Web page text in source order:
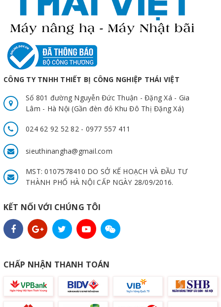
CÔNG TY TNHH THIẾT BỊ CÔNG NGHIỆP THÁI VIỆT
Số 801 đường Nguyễn Đức Thuận - Đặng Xá - Gia
Lâm - Hà Nội (Gần đèn đỏ Khu Đô Thị Đặng Xá)
024 62 92 52 82 - 0977 557 411
sieuthinangha@gmail.com
MST: 0107578410 DO SỞ KẾ HOẠCH VÀ ĐẦU TƯ
THÀNH PHỐ HÀ NỘI CẤP NGÀY 28/09/2016.
KẾT NỐI VỚI CHÚNG TÔI
CHẤP NHẬN THANH TOÁN